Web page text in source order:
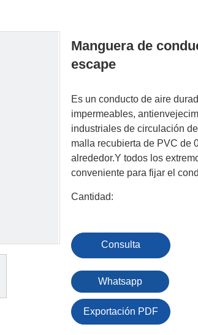
Manguera de
escape
Es un conducto de aire
impermeables,
industriales de circulación
malla recubierta de PVC de
alrededor.Y todos los
conveniente para fijar el
Cantidad:
Consulta
Whatsapp
Exportación PDF